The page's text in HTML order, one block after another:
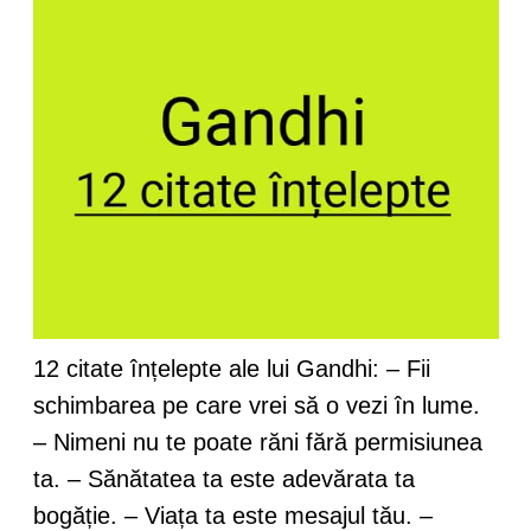
12 citate înțelepte ale lui Gandhi: – Fii
schimbarea pe care vrei să o vezi în lume.
– Nimeni nu te poate răni fără permisiunea
ta. – Sănătatea ta este adevărata ta
bogăție. – Viața ta este mesajul tău. –